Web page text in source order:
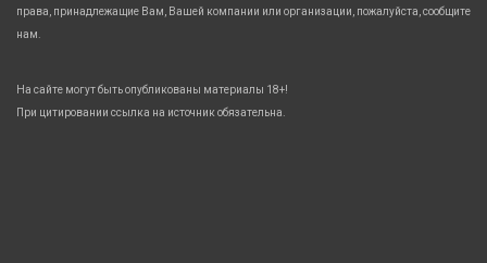
права, принадлежащие Вам, Вашей компании или организации, пожалуйста, сообщите
нам.
На сайте могут быть опубликованы материалы 18+!
При цитировании ссылка на источник обязательна.